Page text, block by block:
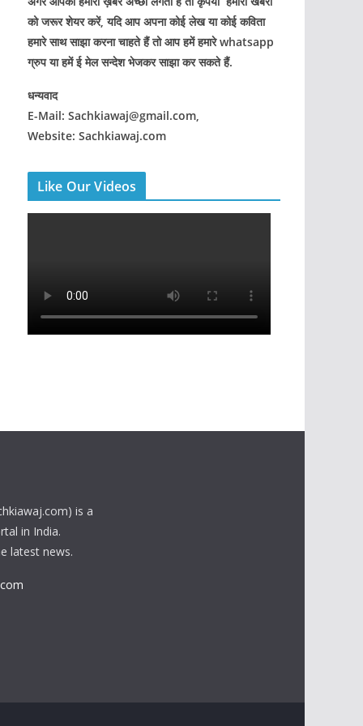
को जरूर शेयर करें, यदि आप अपना कोई लेख या कोई कविता
हमारे साथ साझा करना चाहते हैं तो आप हमें हमारे whatsapp
ग्रुप या हमें ई मेल सन्देश भेजकर साझा कर सकते हैं.
धन्यवाद
E-Mail: Sachkiawaj@gmail.com,
Website: Sachkiawaj.com
Like Our Videos
is a
in India.
latest news.